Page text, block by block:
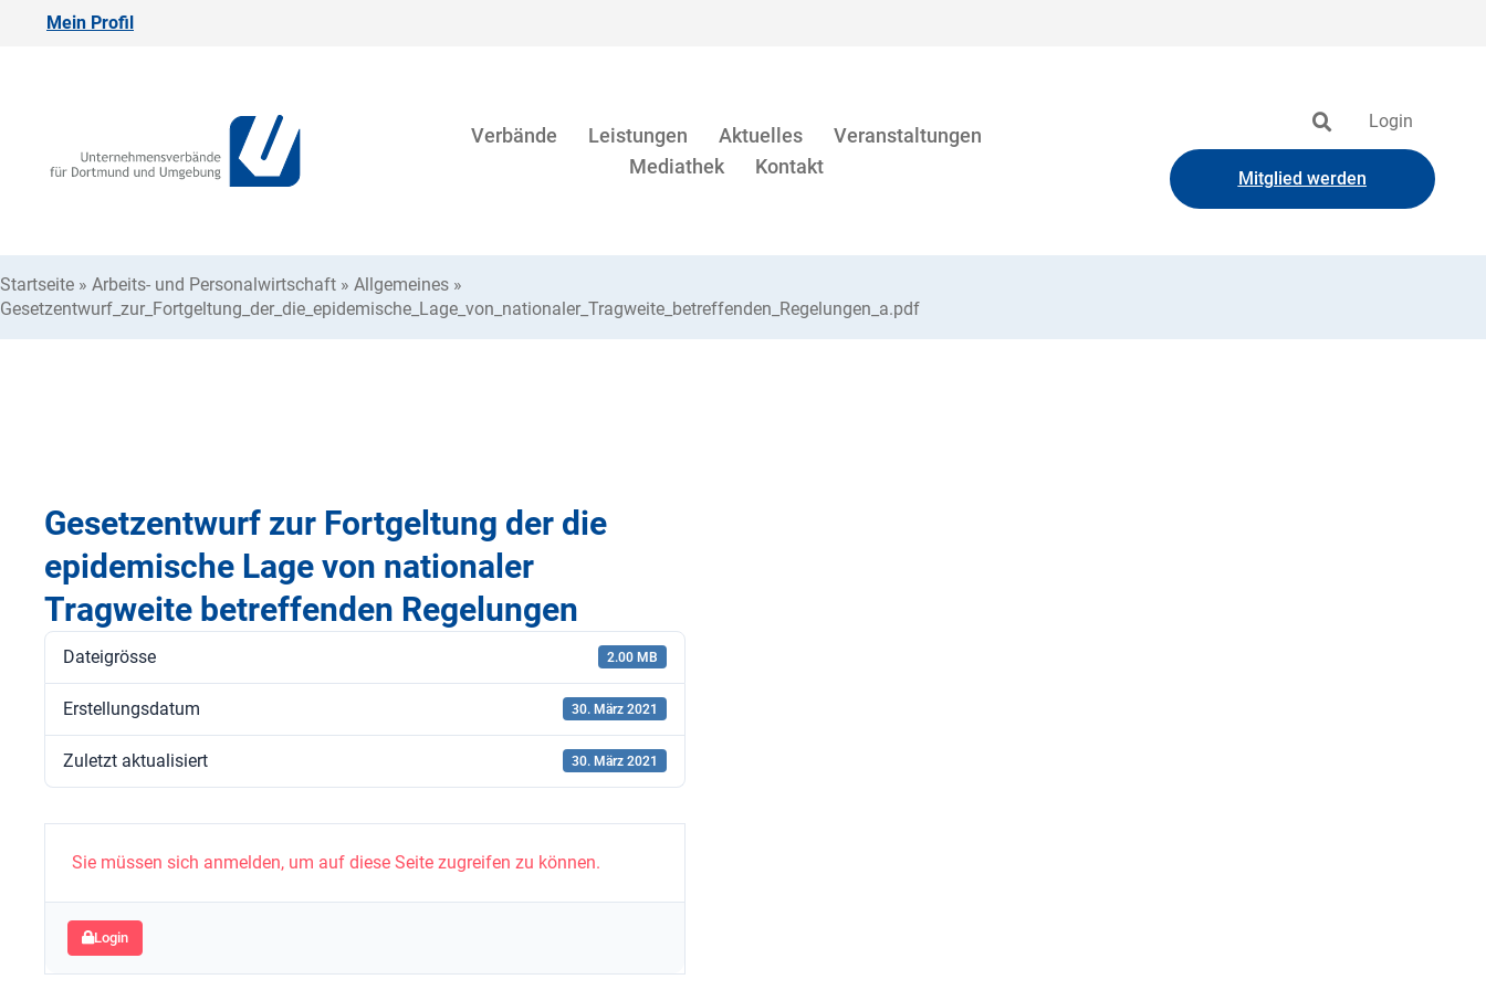
Mein Profil
Verbände Leistungen Aktuelles
Veranstaltungen
Mediathek
Kontakt
Login
Mitglied werden
Startseite » Arbeits- und Personalwirtschaft » Allgemeines »
Gesetzentwurf_zur_Fortgeltung_der_die_epidemische_Lage_von_nationaler_Tragweite_betreffenden_Regelungen_a.pdf
Gesetzentwurf zur Fortgeltung der die
epidemische Lage von nationaler
Tragweite betreffenden Regelungen
Dateigrösse 2.00 MB
Erstellungsdatum 30. März 2021
Zuletzt aktualisiert 30. März 2021
Sie müssen sich anmelden, um auf diese Seite zugreifen zu können.
Login